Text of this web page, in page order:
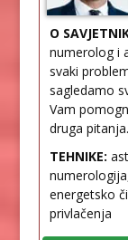
O
numerolog i
svaki
sagledamo
Vam
druga pitanja.
TEHNIKE:
energetsko
privlačenja